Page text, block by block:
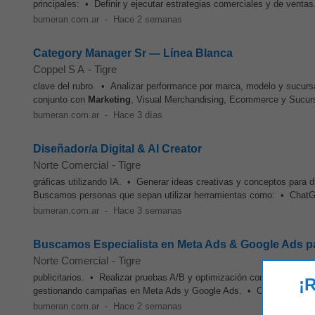
principales: • Definir y ejecutar estrategias comerciales y de
bumeran.com.ar - Hace 2 semanas
Category Manager Sr — Línea Blanca
Coppel S A - Tigre
clave del rubro. • Analizar performance por marca, modelo y
conjunto con Marketing, Visual Merchandising, Ecommerce y
bumeran.com.ar - Hace 3 días
Diseñador/a Digital & AI Creator
Norte Comercial - Tigre
gráficas utilizando IA. • Generar ideas creativas y conceptos para
Buscamos personas que sepan utilizar herramientas como: •
bumeran.com.ar - Hace 3 semanas
Buscamos Especialista en Meta Ads & Google Ads
Norte Comercial - Tigre
publicitarios. • Realizar pruebas A/B y optimización continua. •
gestionando campañas en Meta Ads y Google Ads. •
bumeran.com.ar - Hace 2 semanas